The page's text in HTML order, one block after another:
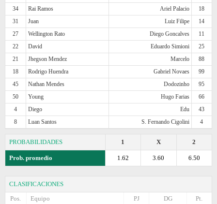
34
Rai Ramos Ariel Palacio
18
31
Juan Luiz Filipe
14
27
Wellington Rato Diego Goncalves
11
22
David Eduardo Simioni
25
21
Jhegson Mendez Marcelo
88
18
Rodrigo Huendra Gabriel Novaes
99
45
Nathan Mendes Dodozinho
95
50
Young Hugo Farias
66
4
Diego Edu
43
8
Luan Santos S. Fernando Cigolini 4
PROBABILIDADES 2
X
1
Prob. promedio 6.50
3.60
1.62
CLASIFICACIONES
Pos.
Equipo Pt.
DG
PJ